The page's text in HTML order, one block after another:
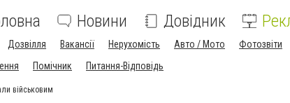
Новини Довідник
Дозвілля Вакансії Нерухомість Авто / Мото Фотозвіти
Помічник Питання-Відповідь
військовим